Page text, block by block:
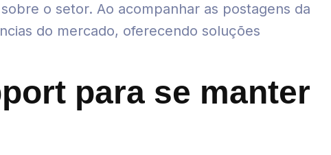
o setor. Ao acompanhar as postagens da
do mercado, oferecendo soluções
para se manter